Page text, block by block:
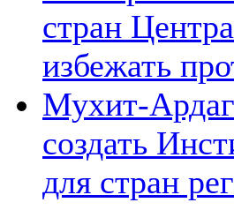
стран
избежать
Мухит-
создать
для стран